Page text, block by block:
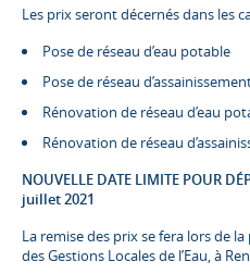
Les prix seront décernés dans les
Pose de réseau d’eau potable
Pose de réseau
Rénovation de réseau d’eau
Rénovation de réseau
NOUVELLE DATE LIMITE POUR
juillet 2021
La remise des prix se fera lors de
des Gestions Locales de l’Eau, à